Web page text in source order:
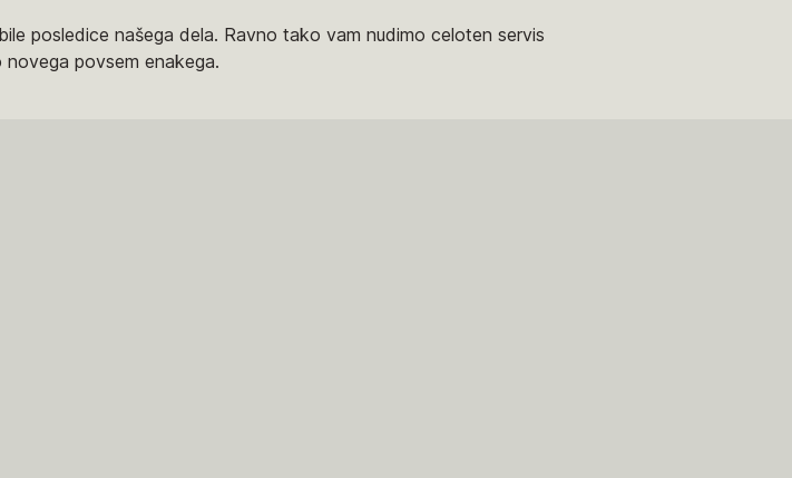
posledice našega dela. Ravno tako vam nudimo celoten servis
povsem enakega.